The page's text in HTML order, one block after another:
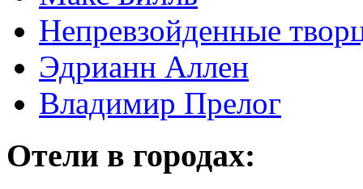
Непревзойденные
Эдрианн Аллен
Владимир Прелог
Отели в городах: